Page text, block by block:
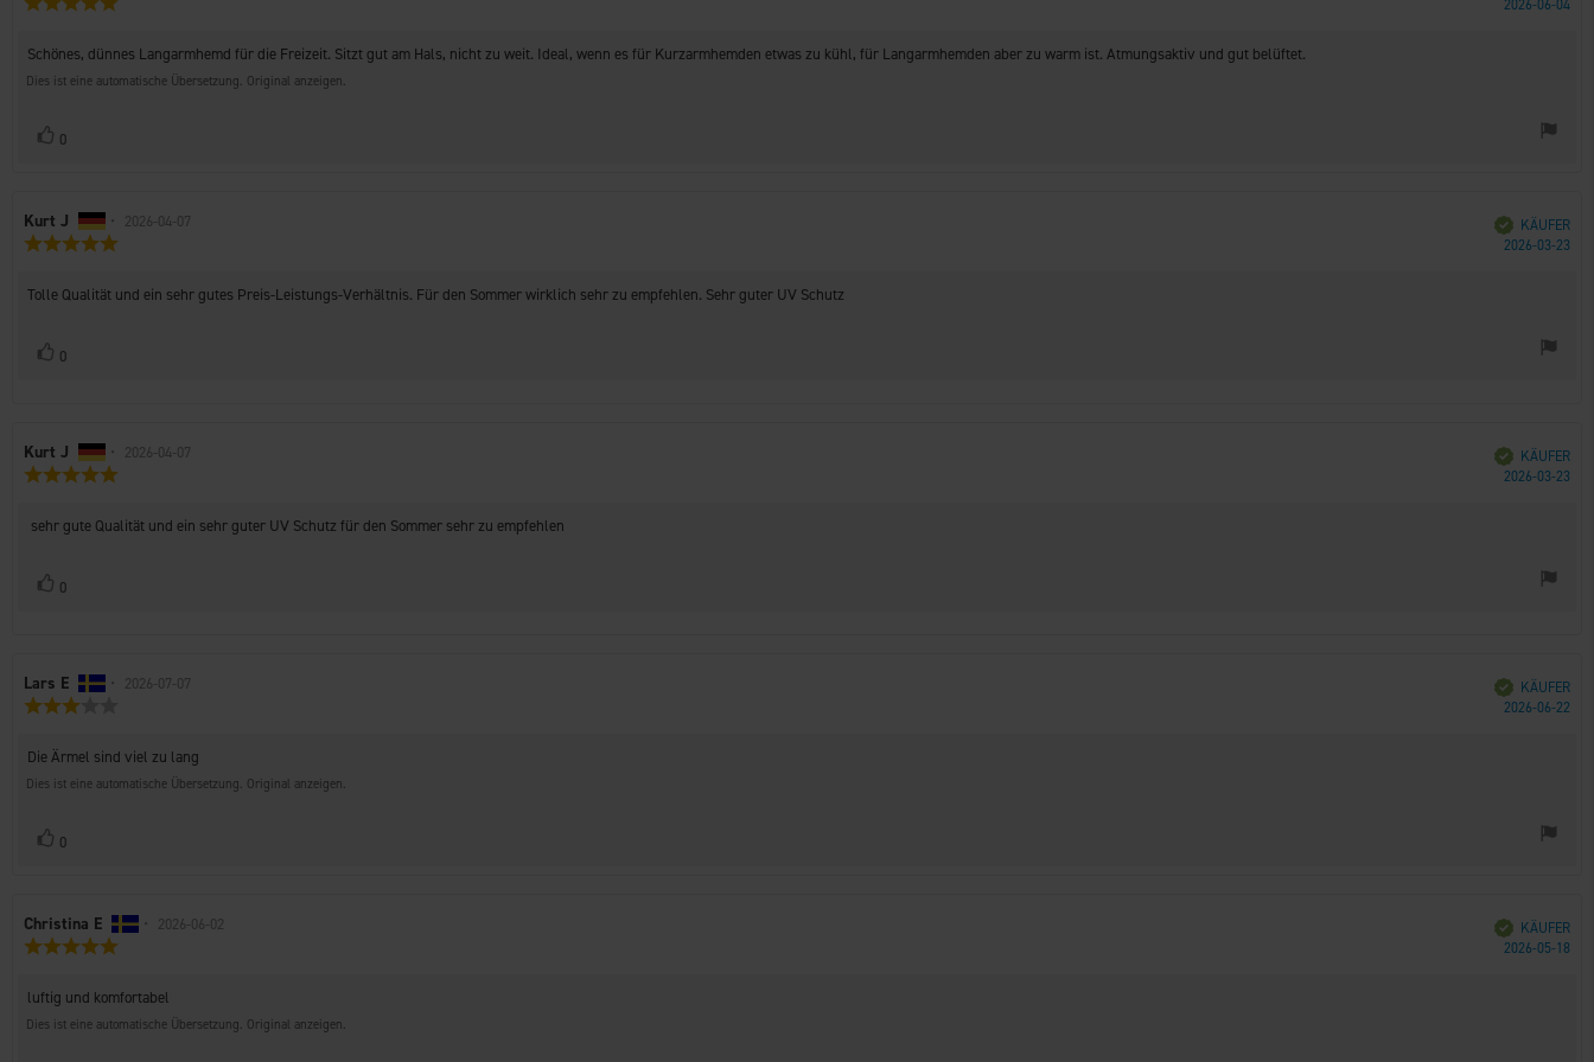
5
Sternen
2026-06-04
Rezensionstext:
Schönes, dünnes Langarmhemd für die Freizeit. Sitzt gut am Hals, nicht zu weit. Ideal, wenn es für Kurzarmhemden etwas zu kühl, für Langarmhemden aber zu warm ist. Atmungsaktiv und gut belüftet.
Dies ist eine automatische Übersetzung. Original anzeigen.
Stimme
0
Autor
der
Kurt J • Bewertungsdatum:
2026-04-07
5
Verifiziert
KÄUFER
2026-03-23
Rezensionstext:
Tolle Qualität und ein sehr gutes Preis-Leistungs-Verhältnis. Für den Sommer wirklich sehr zu empfehlen. Sehr guter UV Schutz
Stimme
0
Autor
der
Kurt J • Bewertungsdatum:
2026-04-07
5
Verifiziert
KÄUFER
2026-03-23
Rezensionstext:
sehr gute Qualität und ein sehr guter UV Schutz für den Sommer sehr zu empfehlen
Stimme
0
Autor
der
Lars E • Bewertungsdatum:
2026-07-07
5
Sternen
Verifiziert
KÄUFER
2026-06-22
Rezensionstext:
Die Ärmel sind viel zu lang
Dies ist eine automatische Übersetzung. Original anzeigen.
Stimme
0
Autor
der
Christina E • Bewertungsdatum:
2026-06-02
5
Sternen
Verifiziert
KÄUFER
2026-05-18
Rezensionstext:
luftig und komfortabel
Dies ist eine automatische Übersetzung. Original anzeigen.